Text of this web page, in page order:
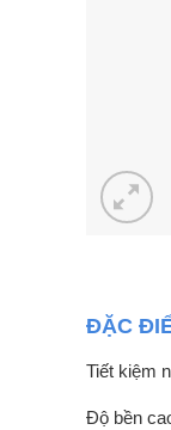
ĐẶC
Tiết kiệm
Độ bền